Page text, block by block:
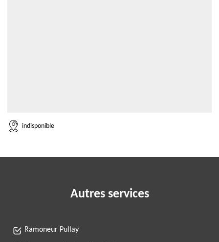
indisponible
Autres services
Ramoneur Pullay